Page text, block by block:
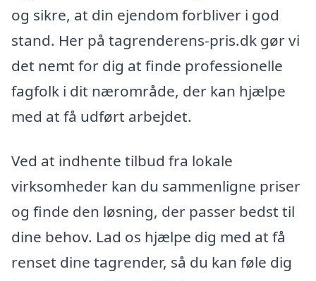
og sikre, at din ejendom forbliver i god
stand. Her på tagrenderens-pris.dk gør vi
det nemt for dig at finde professionelle
fagfolk i dit nærområde, der kan hjælpe
med at få udført arbejdet.
Ved at indhente tilbud fra lokale
virksomheder kan du sammenligne priser
og finde den løsning, der passer bedst til
dine behov. Lad os hjælpe dig med at få
renset dine tagrender, så du kan føle dig